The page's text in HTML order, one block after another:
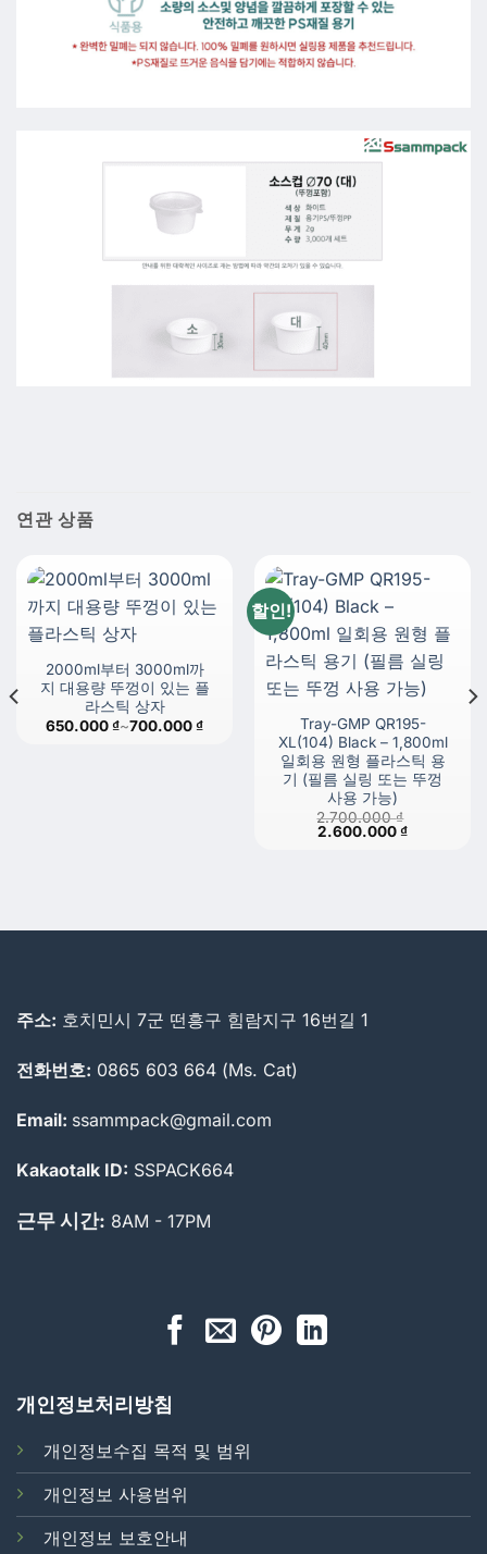
연관 상품
2000ml부터 3000ml까
지 대용량 뚜껑이 있는 플
라스틱 상자
650.000₫~700.000₫가
650.000 ₫~700.000 ₫
할인!
Tray-GMP QR195-
XL(104) Black – 1,800ml
일회용 원형 플라스틱 용
기 (필름 실링 또는 뚜껑
사용 가능)
2.700.000₫
원
2.600.000₫현
주소: 호치민시 7군 떤흥구 힘람지구 16번길 1
전화번호: 0865 603 664 (Ms. Cat)
Email: ssammpack@gmail.com
Kakaotalk ID: SSPACK664
근무 시간: 8AM - 17PM
개인정보처리방침
개인정보수집 목적 및 범위
개인정보 사용범위
개인정보 보호안내